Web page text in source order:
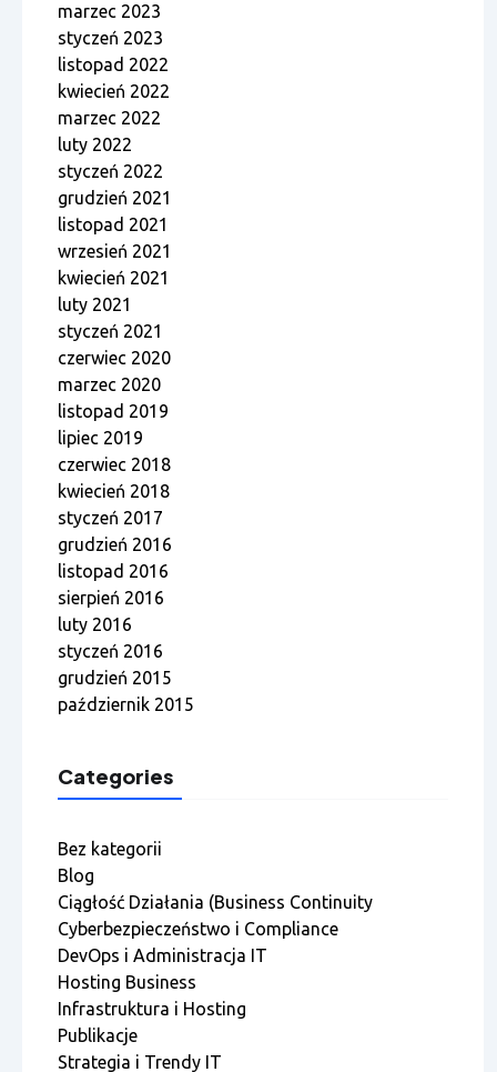
marzec 2023
styczeń 2023
listopad 2022
kwiecień 2022
marzec 2022
luty 2022
styczeń 2022
grudzień 2021
listopad 2021
wrzesień 2021
kwiecień 2021
luty 2021
styczeń 2021
czerwiec 2020
marzec 2020
listopad 2019
lipiec 2019
czerwiec 2018
kwiecień 2018
styczeń 2017
grudzień 2016
listopad 2016
sierpień 2016
luty 2016
styczeń 2016
grudzień 2015
październik 2015
Categories
Bez kategorii
Blog
Ciągłość Działania (Business Continuity
Cyberbezpieczeństwo i Compliance
DevOps i Administracja IT
Hosting Business
Infrastruktura i Hosting
Publikacje
Strategia i Trendy IT